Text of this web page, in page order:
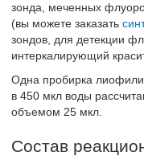
зонда, меченных
(вы можете заказать
зондов, для детекции
интеркалирующий
Одна пробирка
в 450 мкл воды
объемом 25 мкл.
Состав